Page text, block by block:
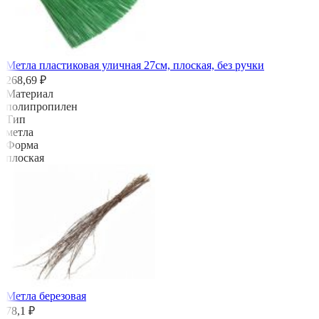
Метла пластиковая уличная 27см, плоская, без ручки
268,69 ₽
Материал
полипропилен
Тип
метла
Форма
плоская
Метла березовая
78,1 ₽